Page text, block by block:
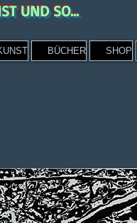
UND SO...
BÜCHER SHOP